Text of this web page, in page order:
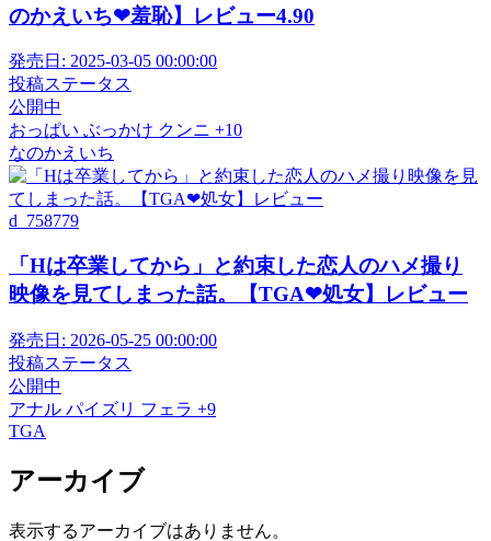
のかえいち❤羞恥】レビュー4.90
発売日: 2025-03-05 00:00:00
投稿ステータス
公開中
おっぱい ぶっかけ クンニ +10
なのかえいち
d_758779
「Hは卒業してから」と約束した恋人のハメ撮り
映像を見てしまった話。【TGA❤処女】レビュー
発売日: 2026-05-25 00:00:00
投稿ステータス
公開中
アナル パイズリ フェラ +9
TGA
アーカイブ
表示するアーカイブはありません。